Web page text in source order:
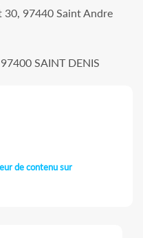
30, 97440 Saint Andre
SAINT DENIS
de contenu sur